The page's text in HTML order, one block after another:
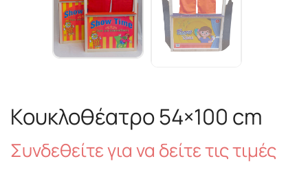
Κουκλοθέατρο 54×100 cm
Συνδεθείτε για να δείτε τις τιμές